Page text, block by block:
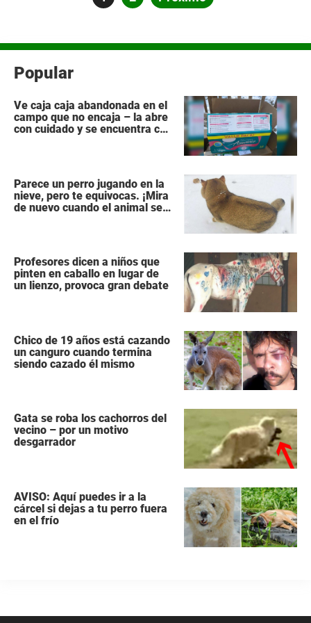
Popular
Ve caja caja abandonada en el
campo que no encaja – la abre
con cuidado y se encuentra con
Parece un perro jugando en la
nieve, pero te equivocas. ¡Mira
de nuevo cuando el animal se
Profesores dicen a niños que
pinten en caballo en lugar de
un lienzo, provoca gran debate
Chico de 19 años está cazando
un canguro cuando termina
siendo cazado él mismo
Gata se roba los cachorros del
vecino – por un motivo
desgarrador
AVISO: Aquí puedes ir a la
cárcel si dejas a tu perro fuera
en el frío